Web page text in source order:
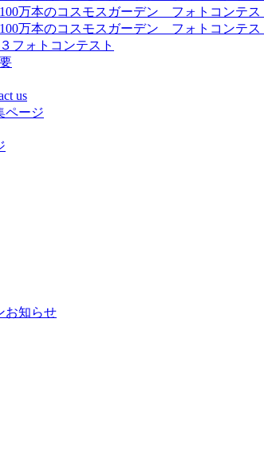
万本のコスモスガーデン フォトコンテス
万本のコスモスガーデン フォトコンテス
フォトコンテスト
us
ページ
お知らせ